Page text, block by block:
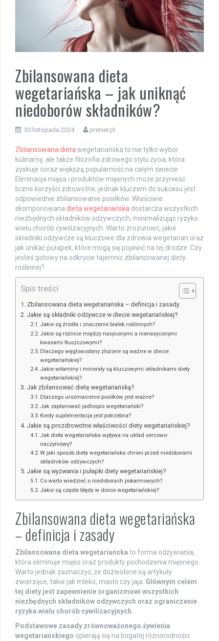
Zbilansowana dieta
wegetariańska – jak uniknąć
niedoborów składników?
30 listopada 2024 prenier.pl
Zbilansowana dieta wegetariańska to nie tylko wybór
kulinarny, ale także filozofia zdrowego stylu życia, która
zyskuje coraz większą popularność na całym świecie.
Eliminacja mięsa i produktów mięsnych może przynieść
liczne korzyści zdrowotne, jednak kluczem do sukcesu jest
odpowiednie zbilansowanie posiłków. Właściwie
skomponowana dieta wegetariańska dostarcza wszystkich
niezbędnych składników odżywczych, minimalizując ryzyko
wielu chorób cywilizacyjnych. Warto zrozumieć, jakie
składniki odżywcze są kluczowe dla zdrowia wegetarian oraz
jak unikać pułapek, które mogą się pojawić na tej drodze. Czy
jesteś gotowy na odkrycie tajemnic zbilansowanej diety
roślinnej?
Spis treści
Zbilansowana dieta wegetariańska – definicja i zasady
Jakie są składniki odżywcze w diecie wegetariańskiej?
Jakie są źródła i znaczenie białek roślinnych?
Jakie są różnice między nasyconymi a nienasyconymi
kwasami tłuszczowymi?
Dlaczego węglowodany złożone są ważne w diecie
wegetariańskiej?
Jakie witaminy i minerały są kluczowymi składnikami diety
wegetariańskiej?
Jak zbilansować dietę wegetariańską?
Dlaczego urozmaicenie posiłków jest ważne?
Jak zaplanować jadłospis wegetariański?
Kiedy suplementacja jest potrzebna?
Jakie są prozdrowotne właściwości diety wegetariańskiej?
Jak dieta wegetariańska wpływa na układ sercowo-
naczyniowy?
W jaki sposób dieta wegetariańska chroni przed niedoborami
składników odżywczych?
Jakie są wyzwania i pułapki diety wegetariańskiej?
Co warto wiedzieć o niedoborach pokarmowych?
Jakie są częste błędy w diecie wegetariańskiej?
Zbilansowana dieta wegetariańska
– definicja i zasady
Zbilansowana dieta wegetariańska to forma odżywiania,
która eliminuje mięso oraz produkty pochodzenia mięsnego.
Warto jednak zaznaczyć, że dozwolone są artykuły
zwierzęce, takie jak mleko, masło czy jaja. Głównym celem
tej diety jest zapewnienie organizmowi wszystkich
niezbędnych składników odżywczych oraz ograniczenie
ryzyka wielu chorób cywilizacyjnych.
Podstawowe zasady zrównoważonego żywienia
wegetariańskiego opierają się na bogatej różnorodności